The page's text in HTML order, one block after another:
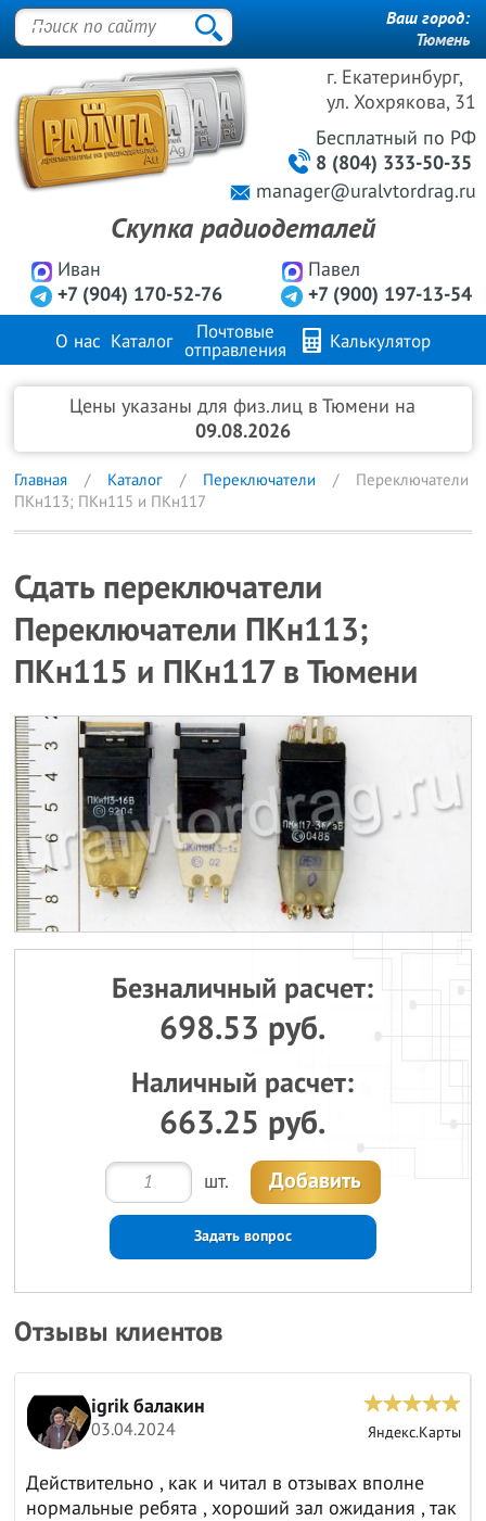
г. Екатеринбург,
ул. Хохрякова, 31
Иван
+7 (904) 170-52-76
Павел
+7 (900) 197-13-54
Бесплатный по РФ
8 (804) 333-50-35
manager@uralvtordrag.ru
Скупка радиодеталей
Ваш город:
Тюмень
О нас Каталог
Почтовые
отправления
Калькулятор
Продажа металлов Контакты
Цены указаны для физ.лиц в Тюмени на
09.08.2026
Главная Каталог Переключатели
Переключатели
ПКн113; ПКн115 и ПКн117
Сдать переключатели
Переключатели ПКн113;
ПКн115 и ПКн117 в Тюмени
Безналичный расчет:
698.53 руб.
Наличный расчет:
663.25 руб.
шт. Добавить
Задать вопрос
Отзывы клиентов
igrik балакин
03.04.2024 Яндекс.Карты
Действительно , как и читал в отзывах вполне
нормальные ребята , хороший зал ожидания , так